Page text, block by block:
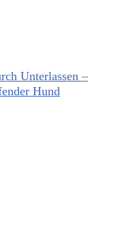
Unterlassen –
Hund